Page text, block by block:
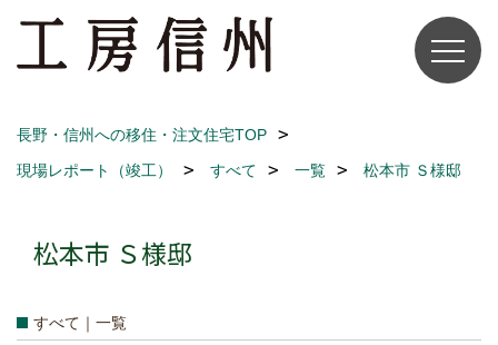
長野・信州への移住・注文住宅TOP
現場レポート（竣工）
すべて 一覧 松本市 Ｓ様邸
松本市 Ｓ様邸
すべて｜一覧